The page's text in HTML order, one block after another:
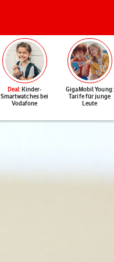
Deal: Kinder-
Smartwatches bei
Vodafone
GigaMobil Young:
Tarife für junge
Leute